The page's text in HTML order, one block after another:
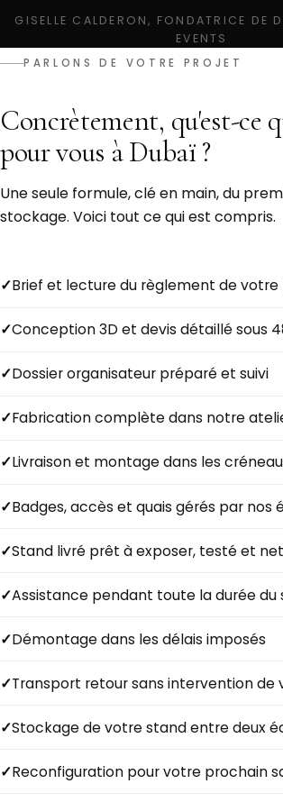
GISELLE CALDERON, FONDATRICE DE
EVENTS
PARLONS DE VOTRE PROJET
Concrètement, qu'est-ce
pour vous à Dubaï ?
Une seule formule, clé en main, du
stockage. Voici tout ce qui est compris.
Brief et lecture du règlement de votre
Conception 3D et devis détaillé sous
Dossier organisateur préparé et suivi
Fabrication complète dans notre
Livraison et montage dans les
Badges, accès et quais gérés par nos
Stand livré prêt à exposer, testé et
Assistance pendant toute la durée du
Démontage dans les délais imposés
Transport retour sans intervention de
Stockage de votre stand entre deux
Reconfiguration pour votre prochain